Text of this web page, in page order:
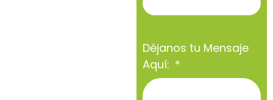
Déjanos tu Mensaje
Aquí: